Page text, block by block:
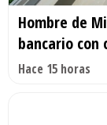
Hombre de
bancario con
Hace 15 horas